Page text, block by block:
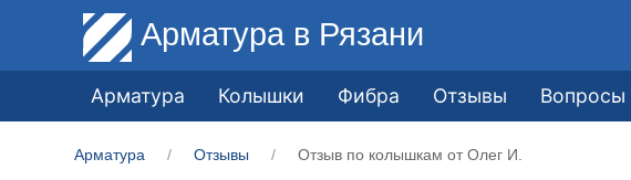
Арматура в Рязани
Арматура Колышки Фибра Отзывы Вопросы
Арматура Отзывы Отзыв по колышкам от Олег И.